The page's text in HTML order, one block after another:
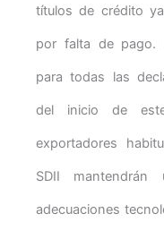
títulos de crédito
por falta de pago.
para todas las
del inicio de
exportadores
SDII
adecuaciones